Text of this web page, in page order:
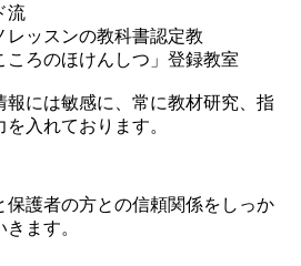
流
レッスンの教科書認定教
ころのほけんしつ」登録教室
には敏感に、常に教材研究、指
入れております。
保護者の方との信頼関係をしっか
ます。